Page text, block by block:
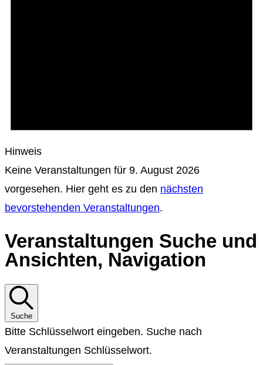
Hinweis
Keine Veranstaltungen für 9. August 2026
vorgesehen. Hier geht es zu den nächsten
bevorstehenden Veranstaltungen.
Veranstaltungen Suche und
Ansichten, Navigation
Suche
Bitte Schlüsselwort eingeben. Suche nach
Veranstaltungen Schlüsselwort.